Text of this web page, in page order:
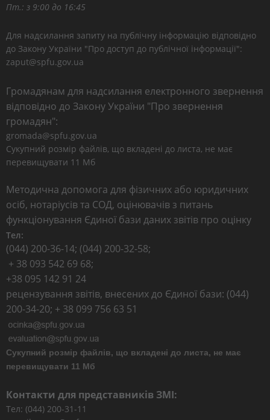
Пт.: з 9:00 до 16:45
Для надсилання запиту на публічну інформацію відповідно
до Закону України "Про доступ до публічної інформації":
zaput@spfu.gov.ua
Громадянам для надсилання електронного звернення
відповідно до Закону України "Про звернення
громадян":
gromada@spfu.gov.ua
Сукупний розмір файлів, що вкладені до листа, не має
перевищувати 11 Мб
Методична допомога для фізичних або юридичних
осіб, нотаріусів та СОД, оцінювачів з питань
функціонування Єдиної бази даних звітів про оцінку
Тел:
(044) 200-36-14; (044) 200-32-58;
+ 38 093 542 69 68;
+38 095 142 91 24
рецензування звітів, внесених до Єдиної бази: (044)
200-34-20; + 38 099 756 63 51
Сукупний розмір файлів, що вкладені до листа, не має
перевищувати 11 Мб
Контакти для представників ЗМІ:
Тел: (044) 200-31-11